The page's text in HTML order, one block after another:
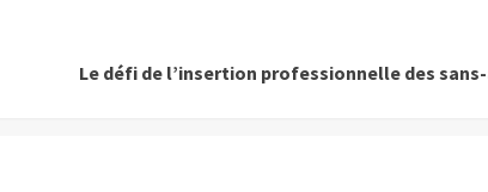
Le défi de l’insertion professionnelle des